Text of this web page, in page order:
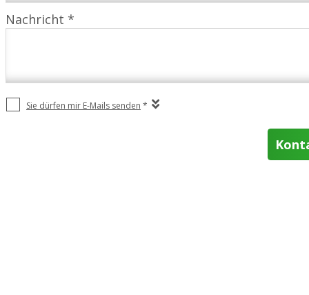
Nachricht *
Sie dürfen mir E-Mails senden *